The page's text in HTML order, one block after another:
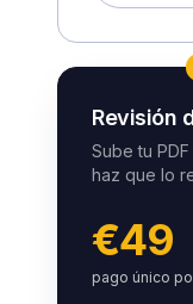
Revisión
Sube tu
haz que lo
€49
pago único